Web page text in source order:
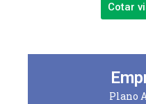
Cotar
Plano